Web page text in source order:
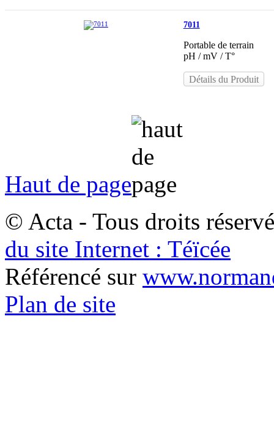
7011
Portable de terrain
pH / mV / T°
Détails du Produit
Haut de page
© Acta - Tous droits
du site Internet : Téïcée
Référencé sur
Plan de site